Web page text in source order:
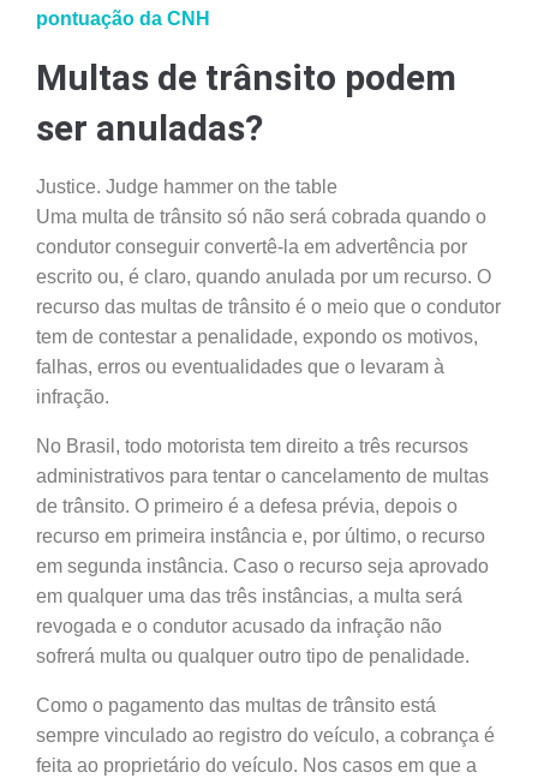
pontuação da CNH
Multas de trânsito podem
ser anuladas?
Justice. Judge hammer on the table
Uma multa de trânsito só não será cobrada quando o
condutor conseguir convertê-la em advertência por
escrito ou, é claro, quando anulada por um recurso. O
recurso das multas de trânsito é o meio que o condutor
tem de contestar a penalidade, expondo os motivos,
falhas, erros ou eventualidades que o levaram à
infração.
No Brasil, todo motorista tem direito a três recursos
administrativos para tentar o cancelamento de multas
de trânsito. O primeiro é a defesa prévia, depois o
recurso em primeira instância e, por último, o recurso
em segunda instância. Caso o recurso seja aprovado
em qualquer uma das três instâncias, a multa será
revogada e o condutor acusado da infração não
sofrerá multa ou qualquer outro tipo de penalidade.
Como o pagamento das multas de trânsito está
sempre vinculado ao registro do veículo, a cobrança é
feita ao proprietário do veículo. Nos casos em que a